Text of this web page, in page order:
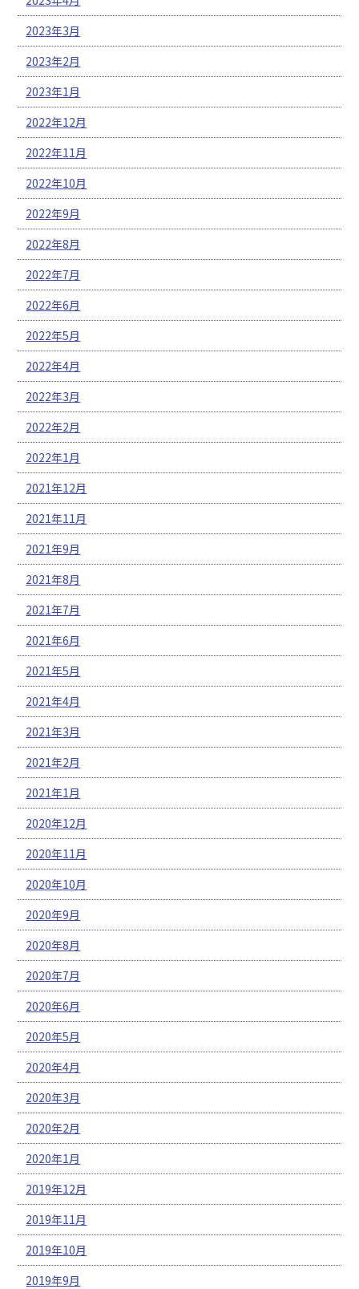
2023年3月
2023年2月
2023年1月
2022年12月
2022年11月
2022年10月
2022年9月
2022年8月
2022年7月
2022年6月
2022年5月
2022年4月
2022年3月
2022年2月
2022年1月
2021年12月
2021年11月
2021年9月
2021年8月
2021年7月
2021年6月
2021年5月
2021年4月
2021年3月
2021年2月
2021年1月
2020年12月
2020年11月
2020年10月
2020年9月
2020年8月
2020年7月
2020年6月
2020年5月
2020年4月
2020年3月
2020年2月
2020年1月
2019年12月
2019年11月
2019年10月
2019年9月